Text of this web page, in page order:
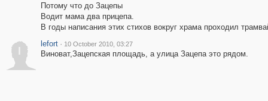
Потому что до Зацепы
Водит мама два прицепа.
В годы написания этих стихов вокруг храма проходил
lefort · 10 October 2010, 03:27
Виноват,Зацепская площадь, а улица Зацепа это рядом.